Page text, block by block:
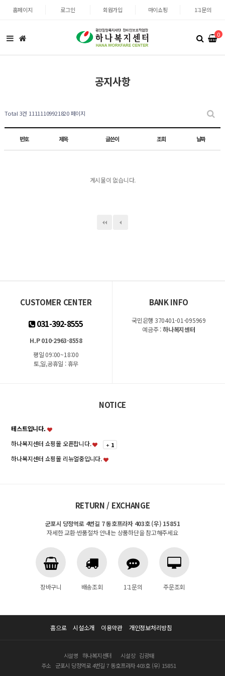
홈페이지 로그인 회원가입 마이쇼핑 1:1문의
0
공지사항
Total 3건 11111109921820 페이지
번호 제목 글쓴이 조회 날짜
게시물이 없습니다.
CUSTOMER CENTER
031-392-8555
H.P 010-2963-8558
평일 09:00~18:00
토,일,공휴일 : 휴무
BANK INFO
국민은행 370401-01-095969
예금주 :하나복지센터
NOTICE
테스트입니다.
하나복지센터 쇼핑몰 오픈합니다.
+ 1
하나복지센터 쇼핑몰 리뉴얼중입니다.
RETURN / EXCHANGE
군포시 당정역로 4번길 7 동호프라자 403호 (우) 15851
자세한 교환·반품절차 안내는 상품하단을 참고해주세요
장바구니 배송조회 1:1문의 주문조회
홈으로 시설소개 이용약관 개인정보처리방침
시설명 하나복지센터 시설장 김광태
주소
군포시 당정역로 4번길 7 동호프라자 403호 (우) 15851